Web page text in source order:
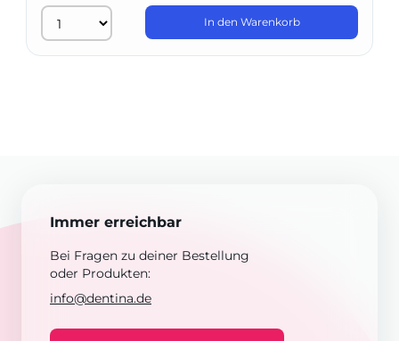
In den Warenkorb
Immer erreichbar
Bei Fragen zu deiner Bestellung
oder Produkten:
info@dentina.de